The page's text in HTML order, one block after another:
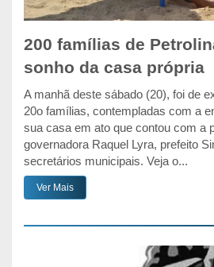
200 famílias de
sonho da casa própria
A manhã deste sábado (20), foi de
20o famílias, contempladas com a
sua casa em ato que contou com a
governadora Raquel Lyra, prefeito
secretários municipais. Veja o...
Ver Mais